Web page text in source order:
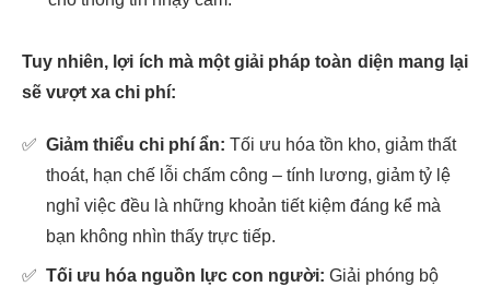
Tuy nhiên, lợi ích mà một giải pháp toàn diện mang lại
sẽ vượt xa chi phí:
✅ Giảm thiểu chi phí ẩn: Tối ưu hóa tồn kho, giảm thất
thoát, hạn chế lỗi chấm công – tính lương, giảm tỷ lệ
nghỉ việc đều là những khoản tiết kiệm đáng kể mà
bạn không nhìn thấy trực tiếp.
✅ Tối ưu hóa nguồn lực con người: Giải phóng bộ